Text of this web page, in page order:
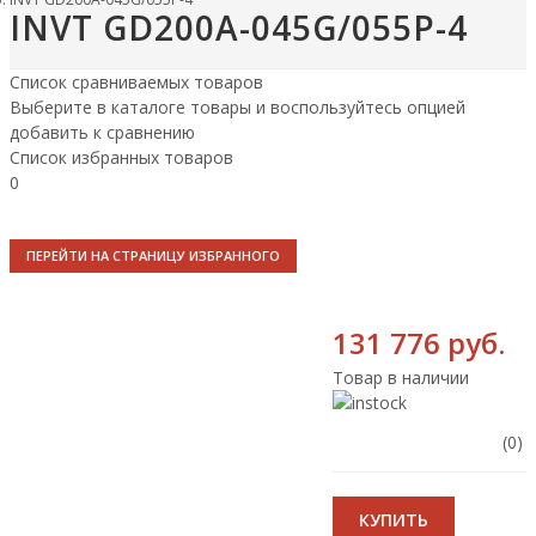
INVT GD200A-045G/055P-4
Список сравниваемых товаров
Выберите в каталоге товары и воспользуйтесь опцией
добавить к сравнению
Список избранных товаров
0
ПЕРЕЙТИ НА СТРАНИЦУ ИЗБРАННОГО
131 776 руб.
Товар в наличии
(0)
КУПИТЬ